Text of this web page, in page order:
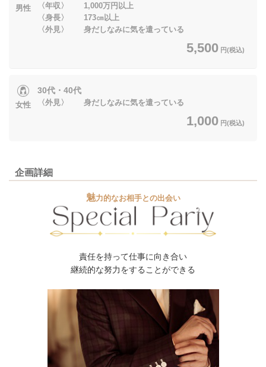
男性
〈年収〉 1,000万円以上
〈身長〉 173㎝以上
〈外見〉 身だしなみに気を遣っている
5,500 円(税込)
女性
30代・40代
〈外見〉 身だしなみに気を遣っている
1,000 円(税込)
企画詳細
魅力的なお相手との出会い
責任を持って仕事に向き合い
継続的な努力をすることができる